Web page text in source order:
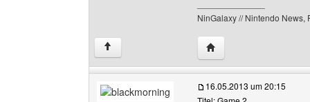
NinGalaxy // Nintendo News,
↑ Website dieses
16.05.2013 um 20:15